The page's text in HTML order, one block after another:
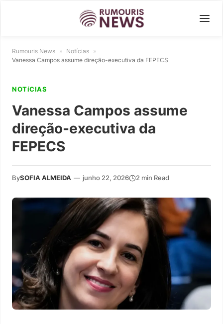
Rumouris News » Notícias »
Vanessa Campos assume direção-executiva da FEPECS
NOTíCIAS
Vanessa Campos assume
direção-executiva da
FEPECS
BySOFIA ALMEIDA — junho 22, 2026 2 min Read